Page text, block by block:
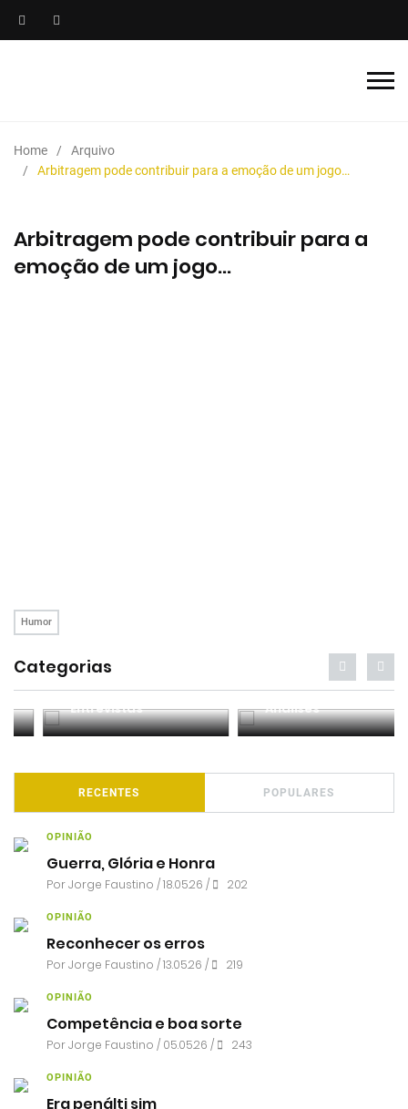
Home
Arquivo
Arbitragem pode contribuir para a emoção de um jogo…
Arbitragem pode contribuir para a
emoção de um jogo…
Humor
Categorias
Entrevistas Análises
RECENTES POPULARES
OPINIÃO
Guerra, Glória e Honra
PorJorge Faustino / 18.05.26 / 202
OPINIÃO
Reconhecer os erros
PorJorge Faustino / 13.05.26 / 219
OPINIÃO
Competência e boa sorte
PorJorge Faustino / 05.05.26 / 243
OPINIÃO
Era penálti sim